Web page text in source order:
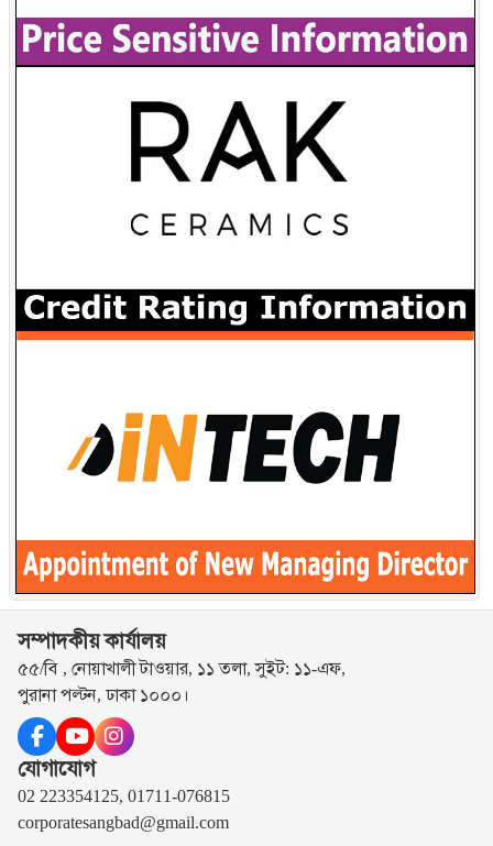
সম্পাদকীয় কার্যালয়
৫৫/বি , নোয়াখালী টাওয়ার, ১১ তলা, সুইট: ১১-এফ,
পুরানা পল্টন, ঢাকা ১০০০।
যোগাযোগ
02 223354125, 01711-076815
corporatesangbad@gmail.com